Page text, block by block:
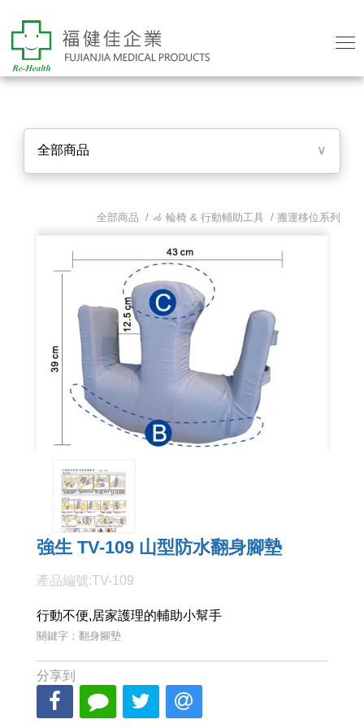
全部商品 ∨
全部商品 / 🦽 輪椅 & 行動輔助工具/ 搬運移位系列
強生 TV-109 山型防水翻身腳墊
產品編號:TV-109
行動不便,居家護理的輔助小幫手
關鍵字：翻身腳墊
分享到